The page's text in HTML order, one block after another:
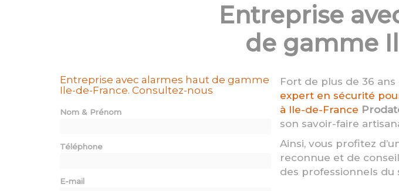
Entreprise
de gamme
Entreprise avec alarmes haut de gamme
Ile-de-France. Consultez-nous
Nom & Prénom
Téléphone
E-mail
Fort de plus de 36
expert en sécurité
à Ile-de-France
son savoir-faire
Ainsi, vous profitez
reconnue et de
des professionnels du